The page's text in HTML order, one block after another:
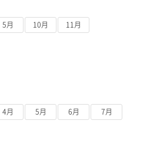
5月 10月 11月
4月 5月 6月 7月